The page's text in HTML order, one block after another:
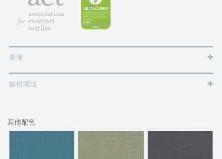
质保
如何清洁
其他配色